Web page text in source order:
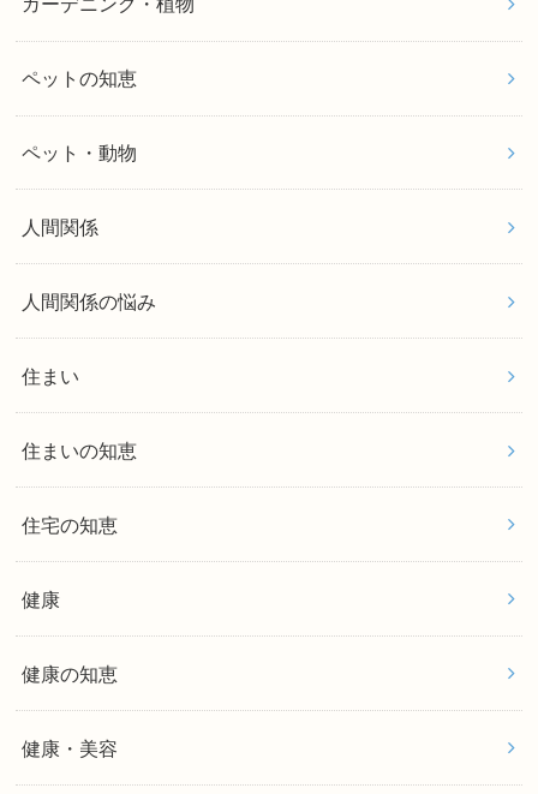
ペットの知恵
ペット・動物
人間関係
人間関係の悩み
住まい
住まいの知恵
住宅の知恵
健康
健康の知恵
健康・美容